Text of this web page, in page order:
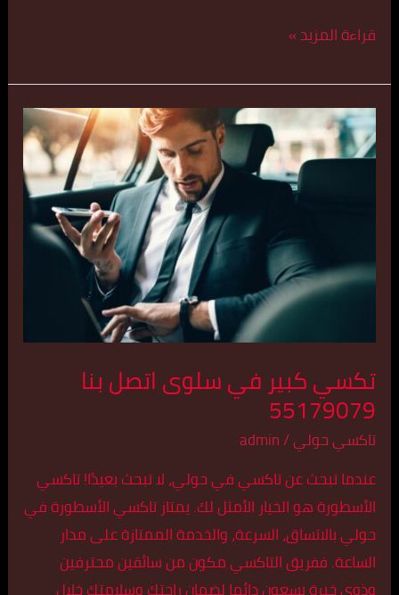
قراءة المزيد »
تكسي كبير في سلوى اتصل بنا
55179079
تاكسي حولي/
admin
عندما تبحث عن تاكسي في حولي، لا تبحث بعيدًا! تاكسي
الأسطورة هو الخيار الأمثل لك. يمتاز تاكسي الأسطورة في
حولي بالاتساق، السرعة، والخدمة الممتازة على مدار
الساعة. ففريق التاكسي مكون من سائقين محترفين
تكسي
كبير
بنا
55179079